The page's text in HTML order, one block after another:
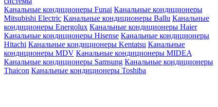
Канальные кондиционеры Funai Канальные кондиционеры
Mitsubishi Electric Канальные кондиционеры Ballu Канальные
кондиционеры Energolux Канальные кондиционеры Haier
Канальные кондиционеры Hisense Канальные кондиционеры
Hitachi Канальные кондиционеры Kentatsu Канальные
кондиционеры MDV Канальные кондиционеры MIDEA
Канальные кондиционеры Samsung Канальные кондиционеры
Thaicon Канальные кондиционеры Toshiba